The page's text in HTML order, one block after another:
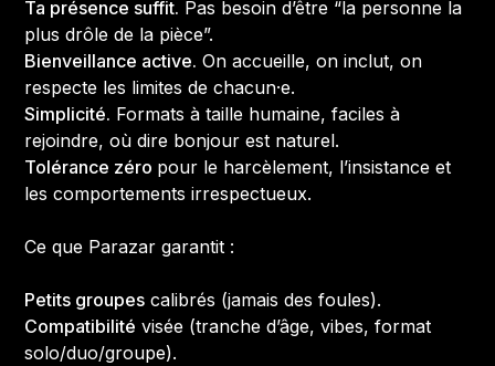
Ta présence suffit. Pas besoin d’être “la personne la
plus drôle de la pièce”.
Bienveillance active. On accueille, on inclut, on
respecte les limites de chacun·e.
Simplicité. Formats à taille humaine, faciles à
rejoindre, où dire bonjour est naturel.
Tolérance zéro pour le harcèlement, l’insistance et
les comportements irrespectueux.
Ce que Parazar garantit :
Petits groupes calibrés (jamais des foules).
Compatibilité visée (tranche d’âge, vibes, format
solo/duo/groupe).